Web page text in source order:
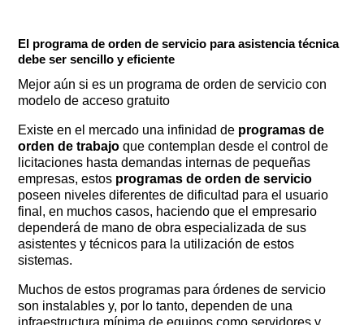
El programa de orden de servicio para asistencia técnica
debe ser sencillo y eficiente
Mejor aún si es un programa de orden de servicio con
modelo de acceso gratuito
Existe en el mercado una infinidad de programas de
orden de trabajo que contemplan desde el control de
licitaciones hasta demandas internas de pequeñas
empresas, estos programas de orden de servicio
poseen niveles diferentes de dificultad para el usuario
final, en muchos casos, haciendo que el empresario
dependerá de mano de obra especializada de sus
asistentes y técnicos para la utilización de estos
sistemas.
Muchos de estos programas para órdenes de servicio
son instalables y, por lo tanto, dependen de una